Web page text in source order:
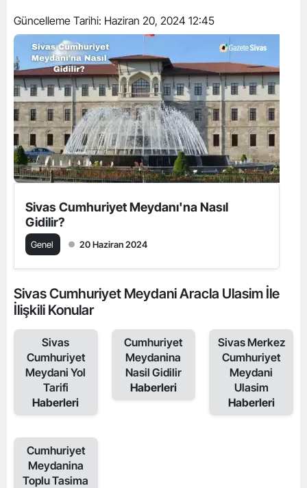
Güncelleme Tarihi: Haziran 20, 2024 12:45
Sivas Cumhuriyet Meydanı'na Nasıl
Gidilir?
Genel 20 Haziran 2024
Sivas Cumhuriyet Meydani Aracla Ulasim İle
İlişkili Konular
Sivas
Cumhuriyet
Meydani Yol
Tarifi
Haberleri
Cumhuriyet
Meydanina
Nasil Gidilir
Haberleri
Sivas Merkez
Cumhuriyet
Meydani
Ulasim
Haberleri
Cumhuriyet
Meydanina
Toplu Tasima